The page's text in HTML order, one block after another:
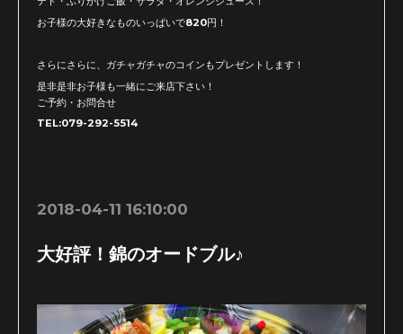
お子様の大好きなものいっぱいで820円！
さらにさらに、ガチャガチャのコインもプレゼントします！
是非是非お子様も一緒にご来店下さい！
ご予約・お問合せ
TEL:079-292-5514
2018-04-11 16:10:00
大好評！錦のオードブル♪